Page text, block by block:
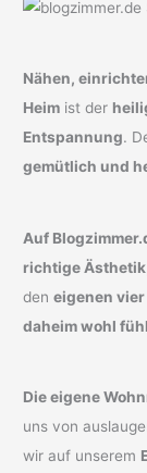
Nähen,
Heim ist der
Entspannung.
gemütlich und
Auf
richtige Ästhetik
deneigenen vier
daheim wohl
Die eigene
uns von
wir auf unserem